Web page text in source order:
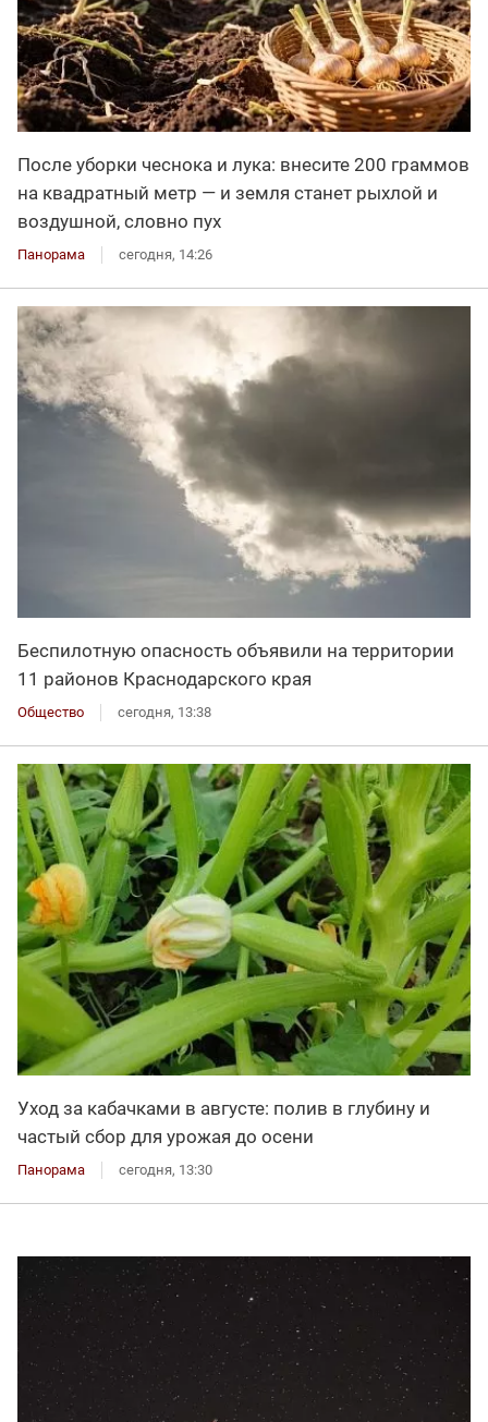
После уборки чеснока и лука: внесите 200 граммов
на квадратный метр — и земля станет рыхлой и
воздушной, словно пух
Панорама сегодня, 14:26
Беспилотную опасность объявили на территории
11 районов Краснодарского края
Общество сегодня, 13:38
Уход за кабачками в августе: полив в глубину и
частый сбор для урожая до осени
Панорама сегодня, 13:30